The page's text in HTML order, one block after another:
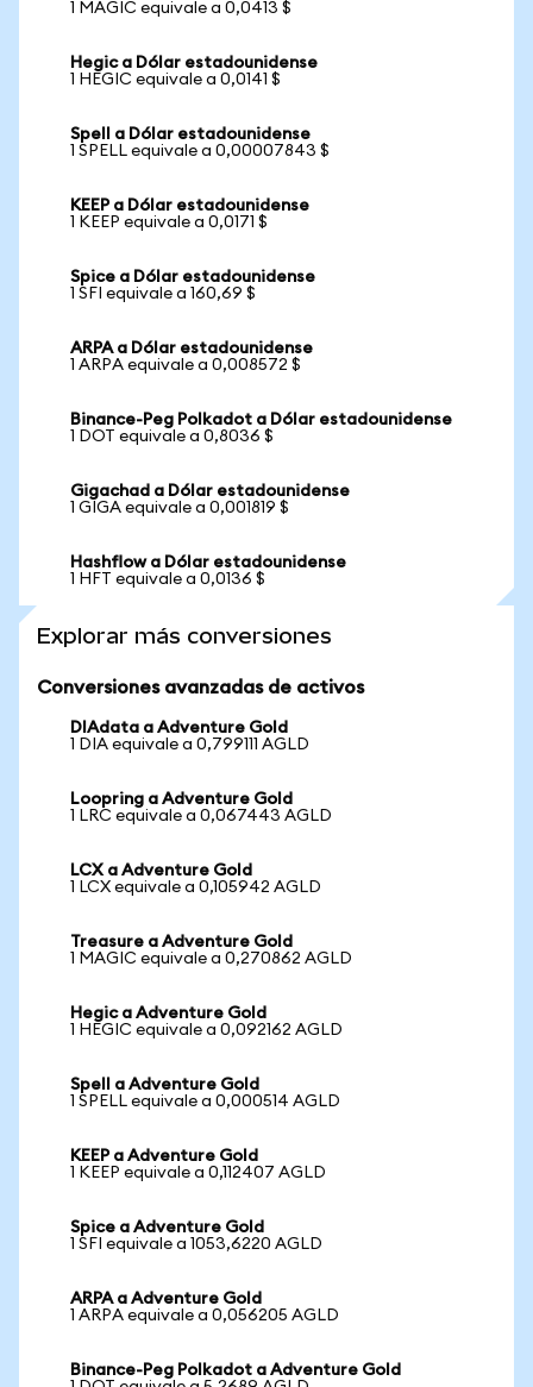
1 MAGIC equivale a 0,0413 $
Hegic a Dólar estadounidense
1 HEGIC equivale a 0,0141 $
Spell a Dólar estadounidense
1 SPELL equivale a 0,00007843 $
KEEP a Dólar estadounidense
1 KEEP equivale a 0,0171 $
Spice a Dólar estadounidense
1 SFI equivale a 160,69 $
ARPA a Dólar estadounidense
1 ARPA equivale a 0,008572 $
Binance-Peg Polkadot a Dólar estadounidense
1 DOT equivale a 0,8036 $
Gigachad a Dólar estadounidense
1 GIGA equivale a 0,001819 $
Hashflow a Dólar estadounidense
1 HFT equivale a 0,0136 $
Explorar más conversiones
Conversiones avanzadas de activos
DIAdata a Adventure Gold
1 DIA equivale a 0,799111 AGLD
Loopring a Adventure Gold
1 LRC equivale a 0,067443 AGLD
LCX a Adventure Gold
1 LCX equivale a 0,105942 AGLD
Treasure a Adventure Gold
1 MAGIC equivale a 0,270862 AGLD
Hegic a Adventure Gold
1 HEGIC equivale a 0,092162 AGLD
Spell a Adventure Gold
1 SPELL equivale a 0,000514 AGLD
KEEP a Adventure Gold
1 KEEP equivale a 0,112407 AGLD
Spice a Adventure Gold
1 SFI equivale a 1053,6220 AGLD
ARPA a Adventure Gold
1 ARPA equivale a 0,056205 AGLD
Binance-Peg Polkadot a Adventure Gold